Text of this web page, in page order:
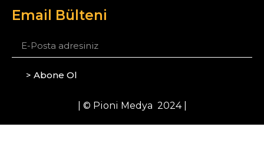
Email Bülteni
> Abone Ol
| © Pioni Medya 2024 |